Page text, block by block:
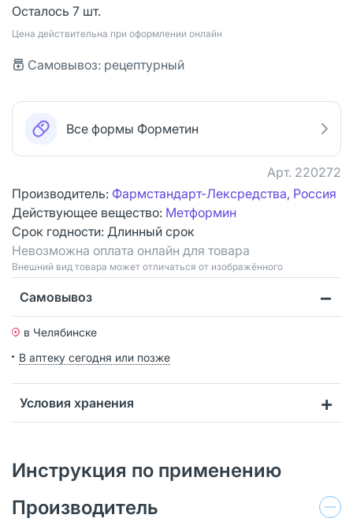
Осталось 7 шт.
Цена действительна при оформлении онлайн
Самовывоз: рецептурный
Все формы Форметин
Арт. 220272
Производитель: Фармстандарт-Лексредства, Россия
Действующее вещество: Метформин
Срок годности: Длинный срок
Невозможна оплата онлайн для товара
Bнешний вид товара может отличаться от изображённого
Самовывоз
в Челябинске
В аптеку сегодня или позже
Условия хранения
Инструкция по применению
Производитель